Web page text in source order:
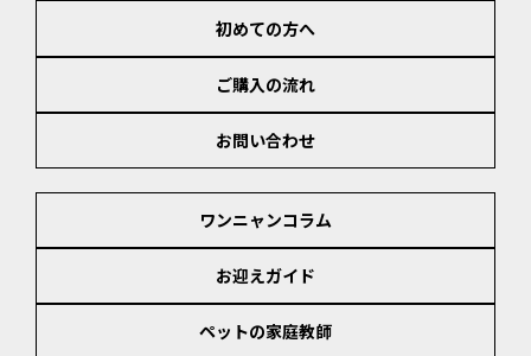
初めての方へ
ご購入の流れ
お問い合わせ
ワンニャンコラム
お迎えガイド
ペットの家庭教師